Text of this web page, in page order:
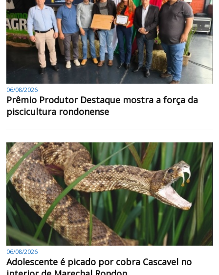
06/08/2026
Prêmio Produtor Destaque mostra a força da
piscicultura rondonense
06/08/2026
Adolescente é picado por cobra Cascavel no